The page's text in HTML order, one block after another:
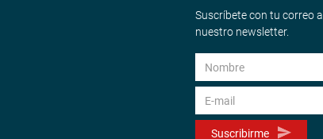
Suscríbete con tu correo a
nuestro newsletter.
Suscribirme